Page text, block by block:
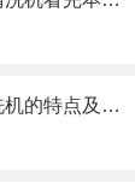
了解一下广告牌清洗机的特点及优势吧